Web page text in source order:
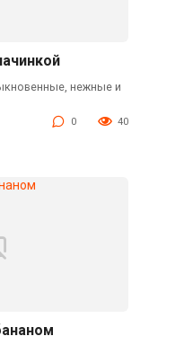
нежные и
0 40